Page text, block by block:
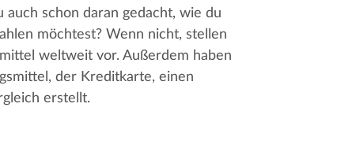
auch schon daran gedacht, wie du
möchtest? Wenn nicht, stellen
weltweit vor. Außerdem haben
der Kreditkarte, einen
erstellt.